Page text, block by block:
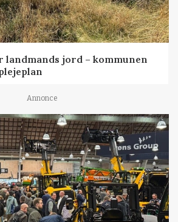
jord – kommunen
Annonce